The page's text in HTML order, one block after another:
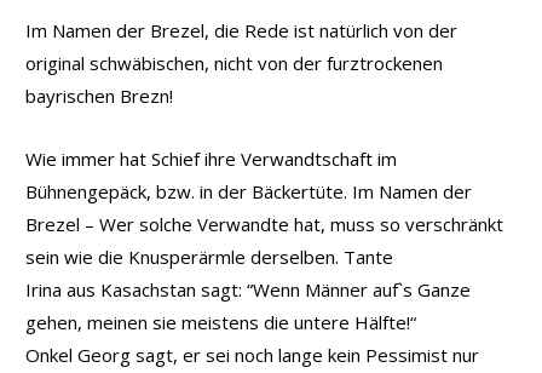
Im Namen der Brezel, die Rede ist natürlich von der
original schwäbischen, nicht von der furztrockenen
bayrischen Brezn!
Wie immer hat Schief ihre Verwandtschaft im
Bühnengepäck, bzw. in der Bäckertüte. Im Namen der
Brezel – Wer solche Verwandte hat, muss so verschränkt
sein wie die Knusperärmle derselben. Tante
Irina aus Kasachstan sagt: “Wenn Männer auf`s Ganze
gehen, meinen sie meistens die untere Hälfte!“
Onkel Georg sagt, er sei noch lange kein Pessimist nur